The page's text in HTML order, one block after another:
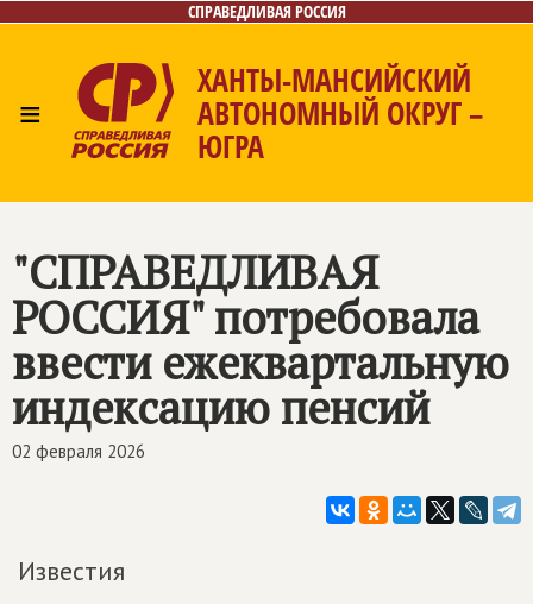
СПРАВЕДЛИВАЯ РОССИЯ
≡
ХАНТЫ-МАНСИЙСКИЙ
АВТОНОМНЫЙ ОКРУГ –
ЮГРА
Контакты
"СПРАВЕДЛИВАЯ
РОССИЯ" потребовала
ввести ежеквартальную
индексацию пенсий
02 февраля 2026
Известия